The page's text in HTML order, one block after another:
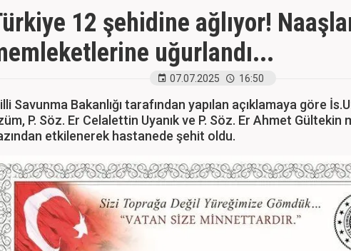
12 şehidine ağlıyor!
uğurlandı...
07.07.2025 16:50
Savunma Bakanlığı tarafından yapılan açıklamaya göre
P. Söz. Er Celalettin Uyanık ve P. Söz. Er Ahmet Gültekin
etkilenerek hastanede şehit oldu.